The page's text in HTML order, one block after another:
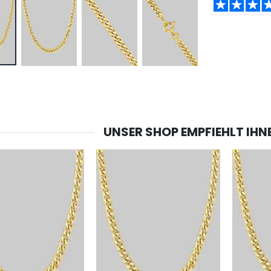
Eine Novenen-Kerze Aufstellen Lassen in Lourdes
Bonbons Pfefferminz Pastillen mit Lourdes Wasser - 130g
-10%
€12.90
UNSER SHOP EMPFIEHLT